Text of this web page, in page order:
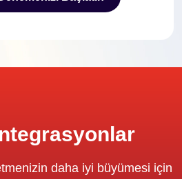
daha iyi büyümesi için